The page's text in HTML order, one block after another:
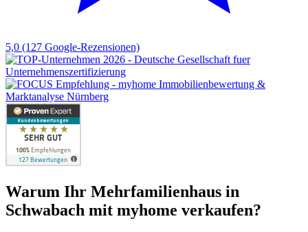
5,0 (127 Google-Rezensionen)
Warum Ihr Mehrfamilienhaus in
Schwabach mit myhome verkaufen?